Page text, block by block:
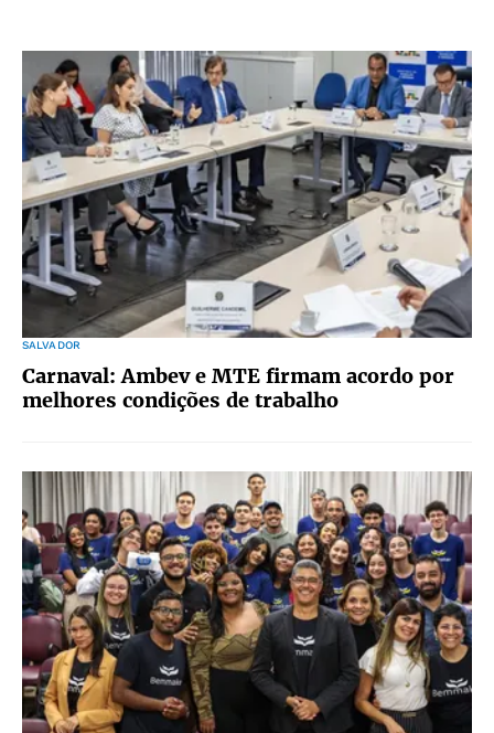
SALVADOR
Carnaval: Ambev e MTE firmam acordo por
melhores condições de trabalho